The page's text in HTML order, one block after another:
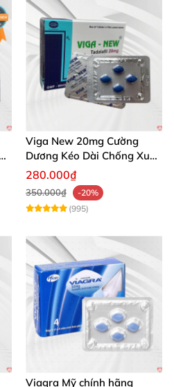
Viga New 20mg Cường
Dương Kéo Dài Chống Xuất
Tinh Hộp 4 Viên
280.000₫
350.000₫
-20%
(995)
Viagra Mỹ chính hãng